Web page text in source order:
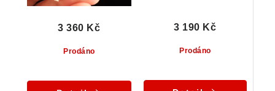
Prodáno
3 360 Kč
Prodáno
3 190 Kč